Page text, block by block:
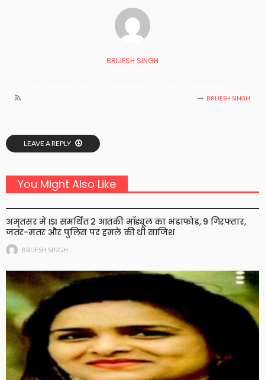
BRIJESH SINGH
BRIJESH SINGH
LEAVE A REPLY
You Might Also Like
अमृतसर में ISI समर्थित 2 आतंकी मॉड्यूल का भंडाफोड़, 9 गिरफ्तार,
जंतर-मंतर और पुलिस पर हमले की थी साजिश
BRIJESH SINGH